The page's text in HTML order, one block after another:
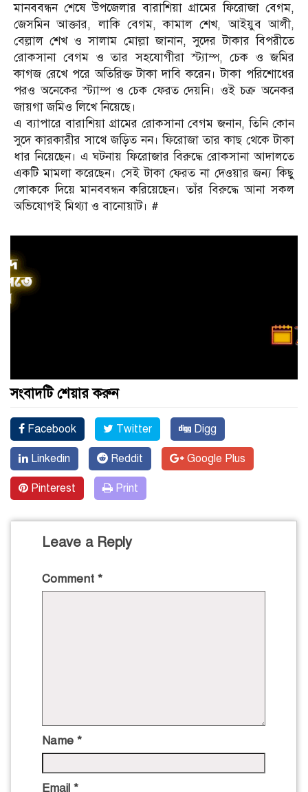
মানববন্ধন শেষে উপজেলার বারাশিয়া গ্রামের ফিরোজা বেগম,
জেসমিন আক্তার, লাকি বেগম, কামাল শেখ, আইয়ুব আলী,
বেল্লাল শেখ ও সালাম মোল্লা জানান, সুদের টাকার বিপরীতে
রোকসানা বেগম ও তার সহযোগীরা স্ট্যাম্প, চেক ও জমির
কাগজ রেখে পরে অতিরিক্ত টাকা দাবি করেন। টাকা পরিশোধের
পরও অনেকের স্ট্যাম্প ও চেক ফেরত দেয়নি। ওই চক্র অনেকর
জায়গা জমিও লিখে নিয়েছে।
এ ব্যাপারে বারাশিয়া গ্রামের রোকসানা বেগম জনান, তিনি কোন
সুদে কারকারীর সাথে জড়িত নন। ফিরোজা তার কাছ থেকে টাকা
ধার নিয়েছেন। এ ঘটনায় ফিরোজার বিরুদ্ধে রোকসানা আদালতে
একটি মামলা করেছেন। সেই টাকা ফেরত না দেওয়ার জন্য কিছু
লোককে দিয়ে মানববন্ধন করিয়েছেন। তাঁর বিরুদ্ধে আনা সকল
অভিযোগই মিথ্যা ও বানোয়াট। #
সংবাদটি শেয়ার করুন
Facebook Twitter Digg
Linkedin Reddit Google Plus
Pinterest Print
Leave a Reply
Comment *
Name *
Email *